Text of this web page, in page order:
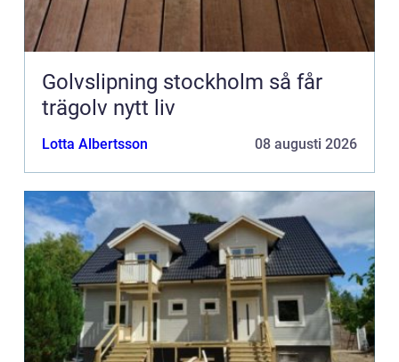
Golvslipning stockholm så får
trägolv nytt liv
Lotta Albertsson 08 augusti 2026